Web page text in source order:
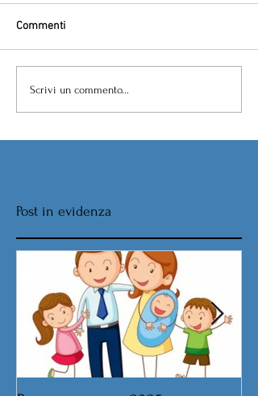
Commenti
Scrivi un commento...
Post in evidenza